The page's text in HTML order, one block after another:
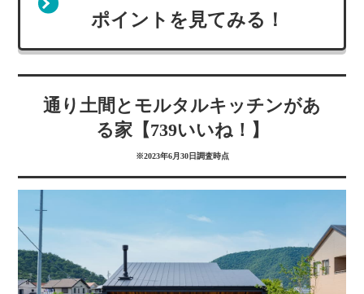
ポイントを見てみる！
通り土間とモルタルキッチンがあ
る家【739いいね！】
※2023年6月30日調査時点